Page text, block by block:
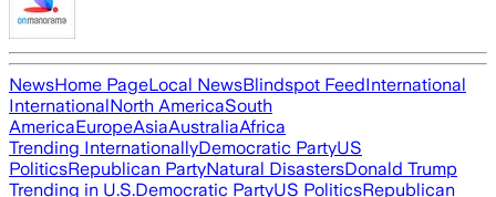
NewsHome PageLocal NewsBlindspot FeedInternational
InternationalNorth AmericaSouth
AmericaEuropeAsiaAustraliaAfrica
Trending InternationallyDemocratic PartyUS
PoliticsRepublican PartyNatural DisastersDonald Trump
Trending in U.S.Democratic PartyUS PoliticsRepublican